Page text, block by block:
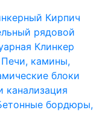
Кирпич
рядовой
Клинкер
Печи, камины,
блоки
канализация
бордюры,